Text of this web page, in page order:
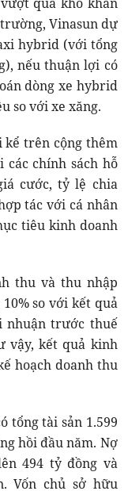
Vinasun dự
hybrid (với tổng
nếu thuận lợi có
dòng xe hybrid
so với xe xăng.
trên cộng thêm
chính sách hỗ
cước, tỷ lệ chia
tác với cá nhân
tiêu kinh doanh
thu và thu nhập
so với kết quả
nhuận trước thuế
vậy, kết quả kinh
hoạch doanh thu
tổng tài sản 1.599
hồi đầu năm. Nợ
494 tỷ đồng và
Vốn chủ sở hữu